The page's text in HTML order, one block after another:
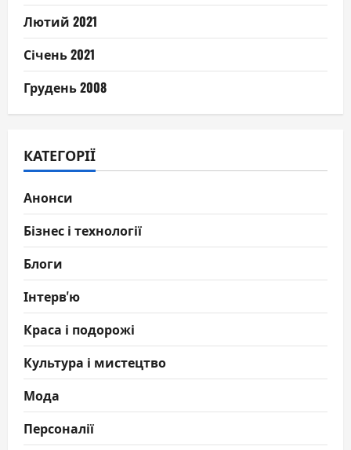
Лютий 2021
Січень 2021
Грудень 2008
КАТЕГОРІЇ
Анонси
Бізнес і технології
Блоги
Інтерв'ю
Краса і подорожі
Культура і мистецтво
Мода
Персоналії